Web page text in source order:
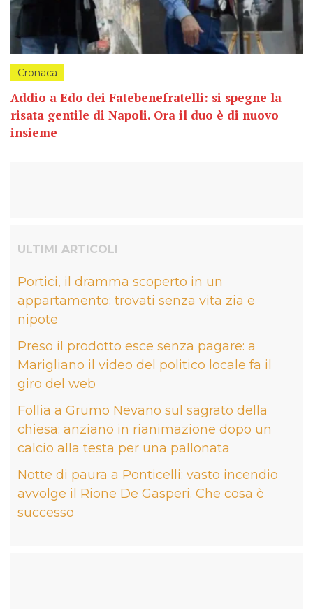
Cronaca
Addio a Edo dei Fatebenefratelli: si spegne la
risata gentile di Napoli. Ora il duo è di nuovo
insieme
ULTIMI ARTICOLI
Portici, il dramma scoperto in un
appartamento: trovati senza vita zia e
nipote
Preso il prodotto esce senza pagare: a
Marigliano il video del politico locale fa il
giro del web
Follia a Grumo Nevano sul sagrato della
chiesa: anziano in rianimazione dopo un
calcio alla testa per una pallonata
Notte di paura a Ponticelli: vasto incendio
avvolge il Rione De Gasperi. Che cosa è
successo